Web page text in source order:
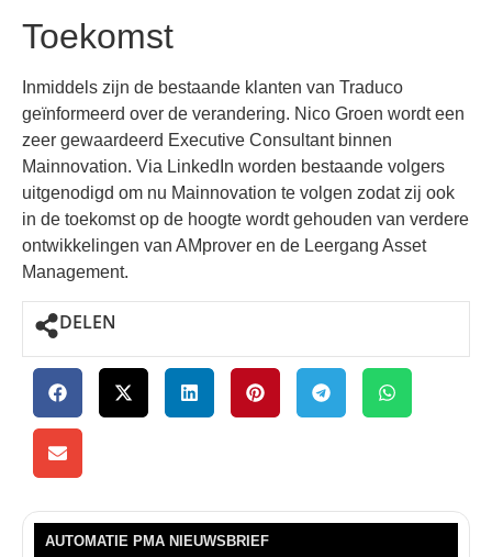
Toekomst
Inmiddels zijn de bestaande klanten van Traduco
geïnformeerd over de verandering. Nico Groen wordt een
zeer gewaardeerd Executive Consultant binnen
Mainnovation. Via LinkedIn worden bestaande volgers
uitgenodigd om nu Mainnovation te volgen zodat zij ook
in de toekomst op de hoogte wordt gehouden van verdere
ontwikkelingen van AMprover en de Leergang Asset
Management.
DELEN
AUTOMATIE PMA NIEUWSBRIEF